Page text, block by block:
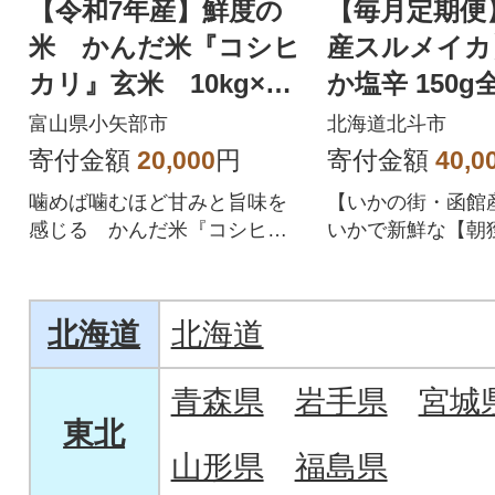
【令和7年産】鮮度の
米 かんだ米『コシヒ
カリ』玄米 10kg×1
袋
富山県小矢部市
寄付金額 20,000円
噛めば噛むほど甘みと旨味を
感じる かんだ米『コシヒカ
【毎月定期
産スルメイ
か塩辛 150g
北海道北斗市
寄付金額
【いかの街・函
いかで新鮮な【朝
北海道 北海道
東北
青森県 岩手県
宮城
山形県
福島県